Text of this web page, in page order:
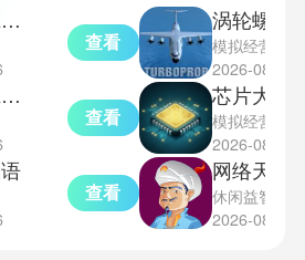
午夜轮班汉化版
查看
午夜轮班恐怖游戏手机版
查看
查看
模拟经营
2026-08-06
模拟经营
2026-08-06
休闲益智
2026-08-06